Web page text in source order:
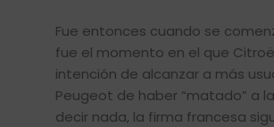
Fue entonces cuando se
fue el momento en el que
intención de alcanzar a más
Peugeot de haber “matado” a
decir nada, la firma francesa